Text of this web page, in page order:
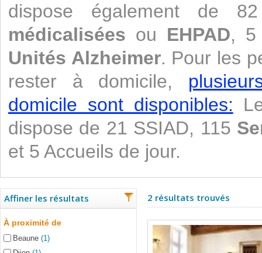
dispose également de
médicalisées ou EHPAD, 5
Unités Alzheimer. Pour les
rester à domicile,
domicile sont disponibles:
dispose de 21 SSIAD, 115
et 5 Accueils de jour.
Affiner les résultats
À proximité de
Beaune (1)
2 résultats trouvés